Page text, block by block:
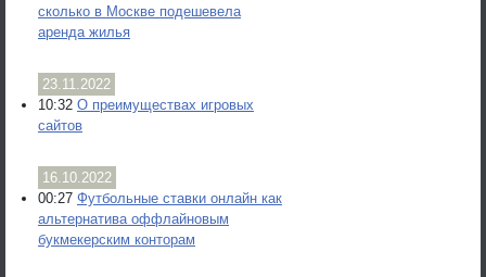
сколько в Москве подешевела
аренда жилья
23.11.2022
10:32 О преимуществах игровых
сайтов
16.10.2022
00:27 Футбольные ставки онлайн как
альтернатива оффлайновым
букмекерским конторам